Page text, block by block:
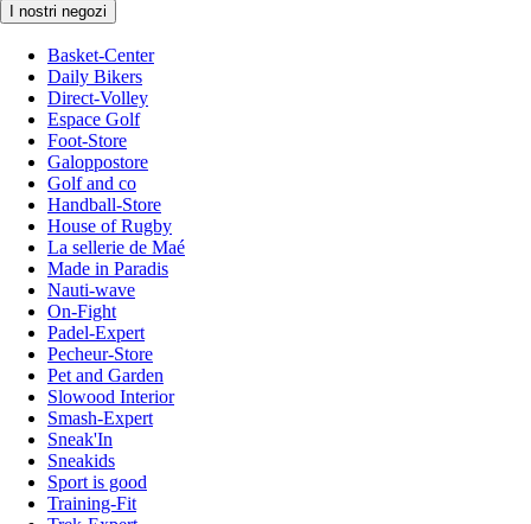
I nostri negozi
Basket-Center
Daily Bikers
Direct-Volley
Espace Golf
Foot-Store
Galoppostore
Golf and co
Handball-Store
House of Rugby
La sellerie de Maé
Made in Paradis
Nauti-wave
On-Fight
Padel-Expert
Pecheur-Store
Pet and Garden
Slowood Interior
Smash-Expert
Sneak'In
Sneakids
Sport is good
Training-Fit